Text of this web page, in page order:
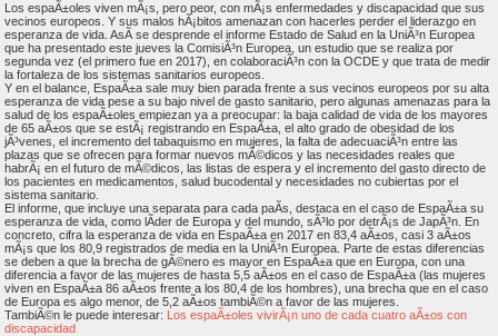
Los espaÃ±oles viven mÃ¡s, pero peor, con mÃ¡s enfermedades y discapacidad que sus
vecinos europeos. Y sus malos hÃ¡bitos amenazan con hacerles perder el liderazgo en
esperanza de vida. AsÃ­ se desprende el informe Estado de Salud en la UniÃ³n Europea
que ha presentado este jueves la ComisiÃ³n Europea, un estudio que se realiza por
segunda vez (el primero fue en 2017), en colaboraciÃ³n con la OCDE y que trata de medir
la fortaleza de los sistemas sanitarios europeos.
Y en el balance, EspaÃ±a sale muy bien parada frente a sus vecinos europeos por su alta
esperanza de vida pese a su bajo nivel de gasto sanitario, pero algunas amenazas para la
salud de los espaÃ±oles empiezan ya a preocupar: la baja calidad de vida de los mayores
de 65 aÃ±os que se estÃ¡ registrando en EspaÃ±a, el alto grado de obesidad de los
jÃ³venes, el incremento del tabaquismo en mujeres, la falta de adecuaciÃ³n entre las
plazas que se ofrecen para formar nuevos mÃ©dicos y las necesidades reales que
habrÃ¡ en el futuro de mÃ©dicos, las listas de espera y el incremento del gasto directo de
los pacientes en medicamentos, salud bucodental y necesidades no cubiertas por el
sistema sanitario.
El informe, que incluye una separata para cada paÃ­s, destaca en el caso de EspaÃ±a su
esperanza de vida, como lÃ­der de Europa y del mundo, sÃ³lo por detrÃ¡s de JapÃ³n. En
concreto, cifra la esperanza de vida en EspaÃ±a en 2017 en 83,4 aÃ±os, casi 3 aÃ±os
mÃ¡s que los 80,9 registrados de media en la UniÃ³n Europea. Parte de estas diferencias
se deben a que la brecha de gÃ©nero es mayor en EspaÃ±a que en Europa, con una
diferencia a favor de las mujeres de hasta 5,5 aÃ±os en el caso de EspaÃ±a (las mujeres
viven en EspaÃ±a 86 aÃ±os frente a los 80,4 de los hombres), una brecha que en el caso
de Europa es algo menor, de 5,2 aÃ±os tambiÃ©n a favor de las mujeres.
TambiÃ©n le puede interesar: Los espaÃ±oles vivirÃ¡n uno de cada cuatro aÃ±os con
discapacidad